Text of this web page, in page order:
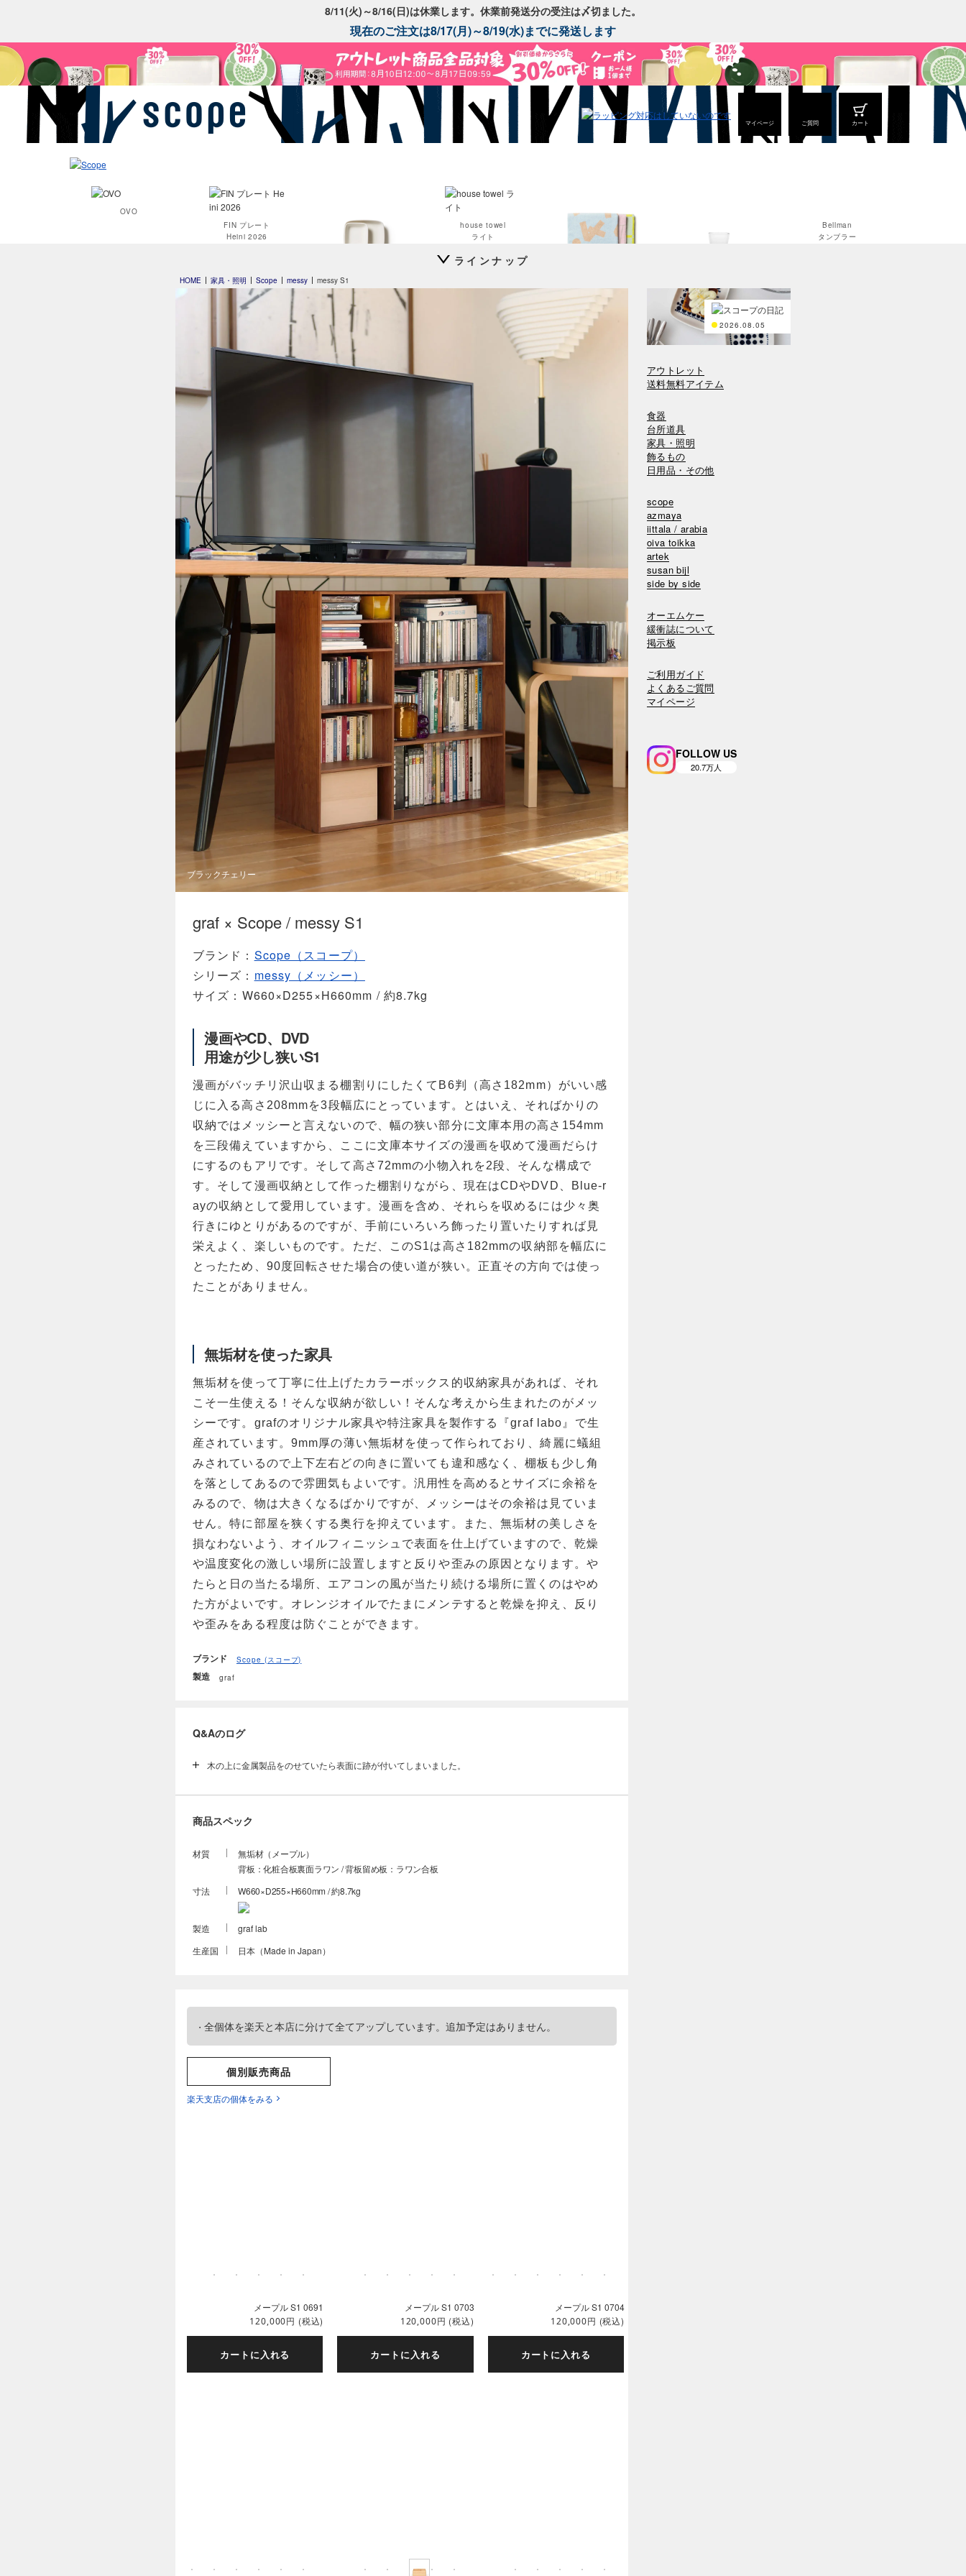
8/11(火)～8/16(日)は休業します。休業前発送分の受注は〆切ました。
現在のご注文は8/17(月)～8/19(水)までに発送します
マイページ ご質問 カート
OVO
FIN プレート
Heini 2026
house towel
ライト
Bellman
タンブラー
スコープ特注
24h Avec
プレート20cm
24h Avec
ディーププレート24cm
プレート26cm
Moomin オペラ
Teema
プレート 12cm
ラインナップ
HOME 家具・照明 Scope messy messy S1
ブラックチェリー
graf × Scope / messy S1
ブランド
Scope（スコープ）
シリーズ
messy（メッシー）
サイズ
W660×D255×H660mm / 約8.7kg
漫画やCD、DVD
用途が少し狭いS1
漫画がバッチリ沢山収まる棚割りにしたくてB6判（高さ182mm）がいい感
じに入る高さ208mmを3段幅広にとっています。とはいえ、そればかりの
収納ではメッシーと言えないので、幅の狭い部分に文庫本用の高さ154mm
を三段備えていますから、ここに文庫本サイズの漫画を収めて漫画だらけ
にするのもアリです。そして高さ72mmの小物入れを2段、そんな構成で
す。そして漫画収納として作った棚割りながら、現在はCDやDVD、Blue-r
ayの収納として愛用しています。漫画を含め、それらを収めるには少々奥
行きにゆとりがあるのですが、手前にいろいろ飾ったり置いたりすれば見
栄えよく、楽しいものです。ただ、このS1は高さ182mmの収納部を幅広に
とったため、90度回転させた場合の使い道が狭い。正直その方向では使っ
たことがありません。
無垢材を使った家具
無垢材を使って丁寧に仕上げたカラーボックス的収納家具があれば、それ
こそ一生使える！そんな収納が欲しい！そんな考えから生まれたのがメッ
シーです。grafのオリジナル家具や特注家具を製作する『graf labo』で生
産されています。9mm厚の薄い無垢材を使って作られており、綺麗に蟻組
みされているので上下左右どの向きに置いても違和感なく、棚板も少し角
を落としてあるので雰囲気もよいです。汎用性を高めるとサイズに余裕を
みるので、物は大きくなるばかりですが、メッシーはその余裕は見ていま
せん。特に部屋を狭くする奥行を抑えています。また、無垢材の美しさを
損なわないよう、オイルフィニッシュで表面を仕上げていますので、乾燥
や温度変化の激しい場所に設置しますと反りや歪みの原因となります。や
たらと日の当たる場所、エアコンの風が当たり続ける場所に置くのはやめ
た方がよいです。オレンジオイルでたまにメンテすると乾燥を抑え、反り
や歪みをある程度は防ぐことができます。
ブランド Scope (スコープ)
製造 graf
Q&Aのログ
木の上に金属製品をのせていたら表面に跡が付いてしまいました。
色する場合があります。オイル塗装されていても水分が付いている場合などに起こりやすいようです。
した後すぐに金属製品をのせないようにするなどしてご対応ください。心配な場合は布などを下に敷い
わないようご注意ください。
商品スペック
材質
無垢材（メープル）
背板：化粧合板裏面ラワン / 背板留め板：ラワン合板
寸法
W660×D255×H660mm / 約8.7kg
製造
graf lab
生産国
日本（Made in Japan）
全個体を楽天と本店に分けて全てアップしています。追加予定はありません。
個別販売商品
楽天支店の個体をみる
メープル S1 0691
120,000円 (税込)
カートに入れる
メープル S1 0703
120,000円 (税込)
カートに入れる
メープル S1 0704
120,000円 (税込)
カートに入れる
2026.08.05
アウトレット
送料無料アイテム
食器
台所道具
家具・照明
飾るもの
日用品・その他
scope
azmaya
iittala / arabia
oiva toikka
artek
susan bijl
side by side
オーエムケー
緩衝誌について
掲示板
ご利用ガイド
よくあるご質問
マイページ
FOLLOW US